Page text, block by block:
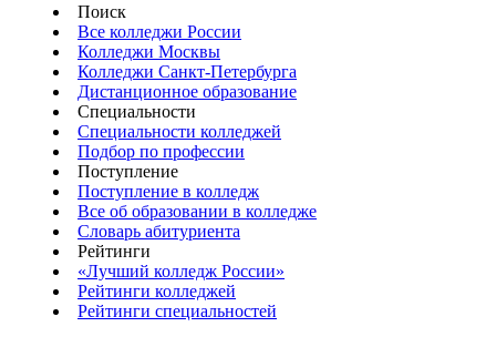
Поиск
Все колледжи России
Колледжи Москвы
Колледжи Санкт-Петербурга
Дистанционное образование
Специальности
Специальности колледжей
Подбор по профессии
Поступление
Поступление в колледж
Все об образовании в колледже
Словарь абитуриента
Рейтинги
«Лучший колледж России»
Рейтинги колледжей
Рейтинги специальностей